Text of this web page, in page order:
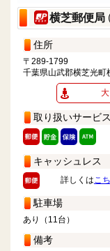
横芝郵便局
住所
〒289-1799
千葉県山武郡横芝光町
取り扱いサービス
キャッシュレス
詳しくはこ
駐車場
あり（11台）
備考